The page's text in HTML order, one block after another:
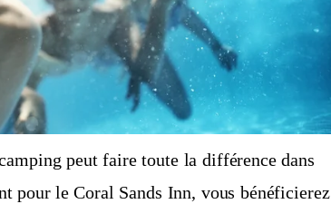
peut faire toute la différence dans
pour le Coral Sands Inn, vous bénéficierez